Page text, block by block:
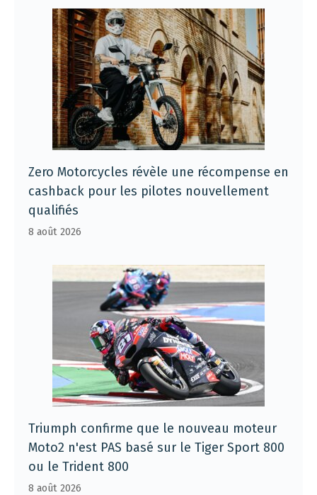
Zero Motorcycles révèle une récompense en
cashback pour les pilotes nouvellement
qualifiés
8 août 2026
Triumph confirme que le nouveau moteur
Moto2 n'est PAS basé sur le Tiger Sport 800
ou le Trident 800
8 août 2026